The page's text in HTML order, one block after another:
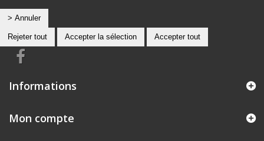
> Annuler
Rejeter tout Accepter la sélection Accepter tout
Informations
Mon compte